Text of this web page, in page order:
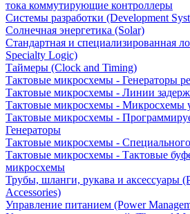
тока коммутирующие контроллеры
Системы разработки (Development
Солнечная энергетика (Solar)
Стандартная и специализированная
Specialty Logic)
Таймеры (Clock and Timing)
Тактовые микросхемы - Генераторы
Тактовые микросхемы - Линии
Тактовые микросхемы - Микросхемы
Тактовые микросхемы -
Генераторы
Тактовые микросхемы -
Тактовые микросхемы - Тактовые
микросхемы
Трубы, шланги, рукава и аксессуары
Accessories)
Управление питанием (Power